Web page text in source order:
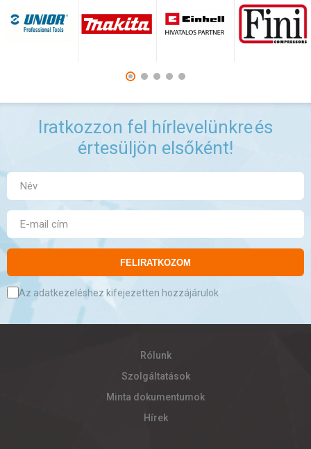
Iratkozzon fel hírlevelünkreés
értesüljön elsőként!
FELIRATKOZOM
Az adatkezeléshez kifejezetten hozzájárulok
Rólunk
Szolgáltatások
Minta dokumentumok
Hírek